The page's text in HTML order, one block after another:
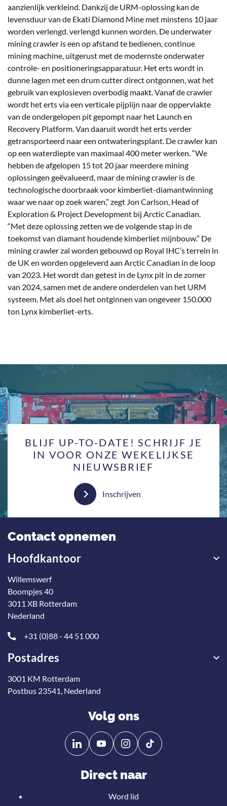
aanzienlijk verkleind. Dankzij de URM-oplossing kan de
levensduur van de Ekati Diamond Mine met minstens 10 jaar
worden verlengd. verlengd kunnen worden. De underwater
mining crawler is een op afstand te bedienen, continue
mining machine, uitgerust met de modernste onderwater
controle- en positioneringsapparatuur. Het erts wordt in
dunne lagen met een drum cutter direct ontgonnen, wat het
gebruik van explosieven overbodig maakt. Vanaf de crawler
wordt het erts via een verticale pijplijn naar de oppervlakte
van de ondergelopen pit gepompt naar het Launch en
Recovery Platform. Van daaruit wordt het erts verder
getransporteerd naar een ontwateringsplant. De crawler kan
op een waterdiepte van maximaal 400 meter werken. “We
hebben de afgelopen 15 tot 20 jaar meerdere mining
oplossingen geëvalueerd, maar de mining crawler is de
technologische doorbraak voor kimberliet-diamantwinning
waar we naar op zoek waren,” zegt Jon Carlson, Head of
Exploration & Project Development bij Arctic Canadian.
“Met deze oplossing zetten we de volgende stap in de
toekomst van diamant houdende kimberliet mijnbouw.” De
mining crawler zal worden gebouwd op Royal IHC’s terrein in
de UK en worden opgeleverd aan Arctic Canadian in de loop
van 2023. Het wordt dan getest in de Lynx pit in de zomer
van 2024, samen met de andere onderdelen van het URM
systeem. Met als doel het ontginnen van ongeveer 150.000
ton Lynx kimberliet-erts.
BLIJF UP-TO-DATE! SCHRIJF JE
IN VOOR ONZE WEKELIJKSE
NIEUWSBRIEF
Inschrijven
Contact opnemen
Hoofdkantoor
Willemswerf
Boompjes 40
3011 XB Rotterdam
Nederland
+31 (0)88 - 44 51 000
Postadres
3001 KM Rotterdam
Postbus 23541, Nederland
Volg ons
Volg
ons
Linkedin
Volg
ons
YouTube
Direct naar
Word lid